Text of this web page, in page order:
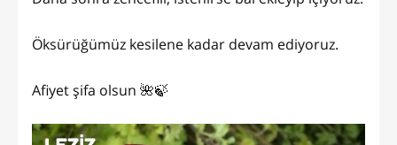
Öksürüğümüz kesilene kadar devam ediyoruz.
Afiyet şifa olsun 🌺🍃